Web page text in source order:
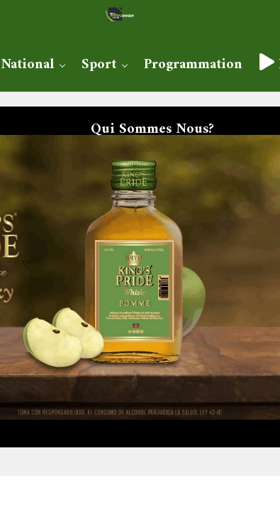
National Sport Programmation
Qui Sommes Nous?